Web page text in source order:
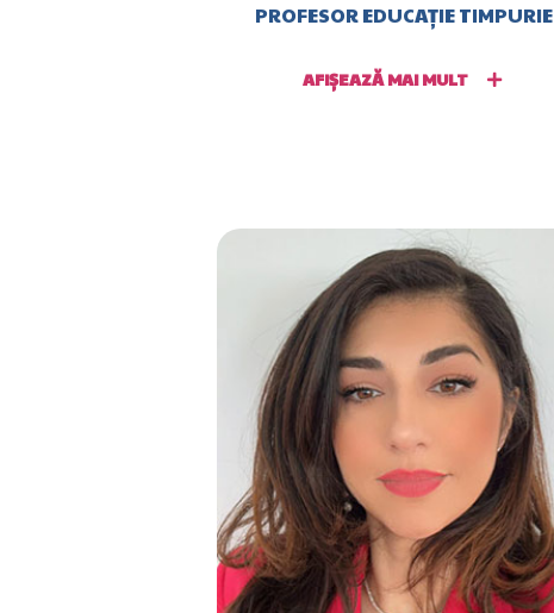
PROFESOR EDUCAȚIE TIMPURIE
AFIȘEAZĂ MAI MULT